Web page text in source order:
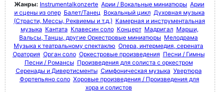
Жанры: Instrumentalkonzerte Арии / Вокальные миниатюры Арии
и сцены из опер Балет/Танец Вокальный цикл Духовная музыка
(Страсти, Мессы, Реквиемы и т.д.) Камерная и инструментальная
музыка Кантата Клавесин соло Концерт Мадригал Марши,
Вальсы, Танцы, другие Оркестровые миниатюры Мелодрама
Музыка к театральному спектаклю Опера, интермедия, серената
Оратория Орган соло Оркестровые произведения Песни / Гимны
Песни / Романсы Произведения для солиста с оркестром
Серенады и Дивертисменты Симфоническая музыка Увертюра
Фортепьяно соло Хоровые произведения / Произведения для
хора и солистов